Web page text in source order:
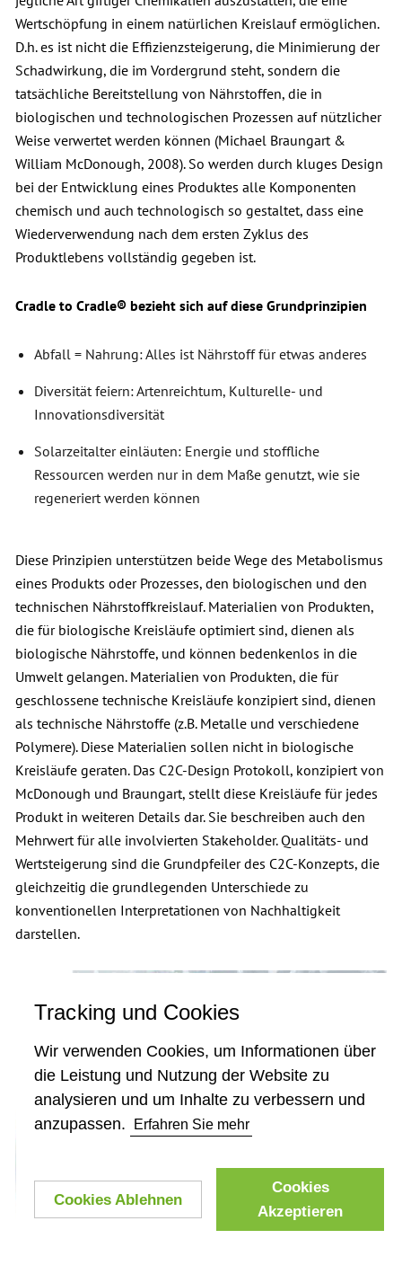
Tracking und Cookies
Wir verwenden Cookies, um Informationen über
die Leistung und Nutzung der Website zu
analysieren und um Inhalte zu verbessern und
anzupassen.
Erfahren Sie mehr
Cookies Ablehnen
Cookies
Akzeptieren
Wertschöpfung in einem natürlichen Kreislauf ermöglichen.
D.h. es ist nicht die Effizienzsteigerung, die Minimierung der
Schadwirkung, die im Vordergrund steht, sondern die
tatsächliche Bereitstellung von Nährstoffen, die in
biologischen und technologischen Prozessen auf nützlicher
Weise verwertet werden können (Michael Braungart &
William McDonough, 2008). So werden durch kluges Design
bei der Entwicklung eines Produktes alle Komponenten
chemisch und auch technologisch so gestaltet, dass eine
Wiederverwendung nach dem ersten Zyklus des
Produktlebens vollständig gegeben ist.
Cradle to Cradle® bezieht sich auf diese Grundprinzipien
Abfall = Nahrung: Alles ist Nährstoff für etwas anderes
Diversität feiern: Artenreichtum, Kulturelle- und
Innovationsdiversität
Solarzeitalter einläuten: Energie und stoffliche
Ressourcen werden nur in dem Maße genutzt, wie sie
regeneriert werden können
Diese Prinzipien unterstützen beide Wege des Metabolismus
eines Produkts oder Prozesses, den biologischen und den
technischen Nährstoffkreislauf. Materialien von Produkten,
die für biologische Kreisläufe optimiert sind, dienen als
biologische Nährstoffe, und können bedenkenlos in die
Umwelt gelangen. Materialien von Produkten, die für
geschlossene technische Kreisläufe konzipiert sind, dienen
als technische Nährstoffe (z.B. Metalle und verschiedene
Polymere). Diese Materialien sollen nicht in biologische
Kreisläufe geraten. Das C2C-Design Protokoll, konzipiert von
McDonough und Braungart, stellt diese Kreisläufe für jedes
Produkt in weiteren Details dar. Sie beschreiben auch den
Mehrwert für alle involvierten Stakeholder. Qualitäts- und
Wertsteigerung sind die Grundpfeiler des C2C-Konzepts, die
gleichzeitig die grundlegenden Unterschiede zu
konventionellen Interpretationen von Nachhaltigkeit
darstellen.